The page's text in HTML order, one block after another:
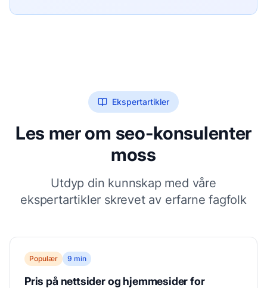
Ekspertartikler
Les mer om seo-konsulenter
moss
Utdyp din kunnskap med våre
ekspertartikler skrevet av erfarne fagfolk
Populær 9 min
Pris på nettsider og hjemmesider for